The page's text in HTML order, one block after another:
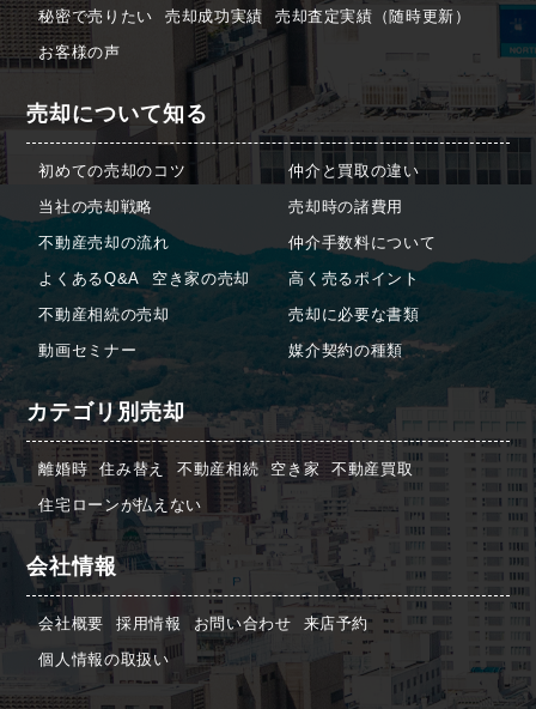
秘密で売りたい
売却成功実績
売却査定実績（随時更新）
お客様の声
売却について知る
初めての売却のコツ
当社の売却戦略
不動産売却の流れ
よくあるQ&A
空き家の売却
不動産相続の売却
動画セミナー
仲介と買取の違い
売却時の諸費用
仲介手数料について
高く売るポイント
売却に必要な書類
媒介契約の種類
カテゴリ別売却
離婚時 住み替え 不動産相続 空き家
不動産買取
住宅ローンが払えない
会社情報
会社概要 採用情報 お問い合わせ
来店予約
個人情報の取扱い